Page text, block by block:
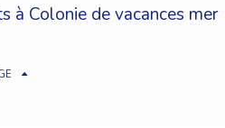
à Colonie de vacances mer